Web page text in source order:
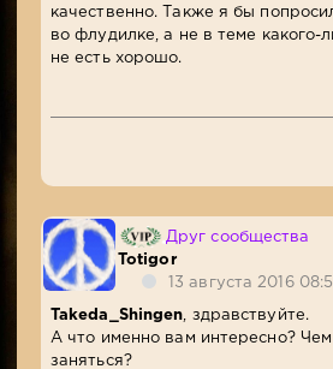
качественно. Также я бы
во флудилке, а не в теме
не есть хорошо.
Друг сообщества
Totigor
13 августа 2016
Takeda_Shingen , здравствуйте.
А что именно вам интересно?
заняться?